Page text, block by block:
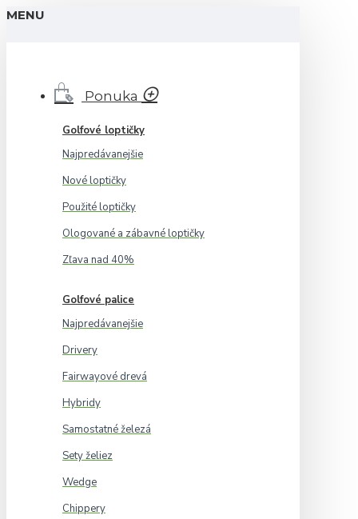
MENU
Ponuka
Golfové loptičky
Najpredávanejšie
Nové loptičky
Použité loptičky
Ologované a zábavné loptičky
Zľava nad 40%
Golfové palice
Najpredávanejšie
Drivery
Fairwayové drevá
Hybridy
Samostatné železá
Sety želiez
Wedge
Chippery